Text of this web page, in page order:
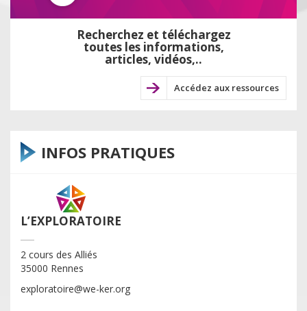
Recherchez et téléchargez
toutes les informations,
articles, vidéos,..
Accédez aux ressources
INFOS PRATIQUES
L’EXPLORATOIRE
2 cours des Alliés
35000 Rennes
exploratoire@we-ker.org